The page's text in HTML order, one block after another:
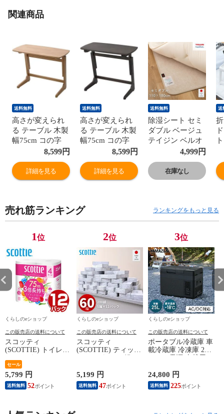
関連商品
送料無料
高さが変えられ
る テーブル 木製
幅75cm コの字
サイドテーブル
TZT-7542 昇降 リ
フティング 机 デ
スク パーソナル
料無料】
8,599円
詳細を見る
送料無料
高さが変えられ
る テーブル 木製
幅75cm コの字
サイドテーブル
TZT-7542 昇降 リ
フティング 机 デ
スク パーソナル
料無料】
8,599円
詳細を見る
送料無料
除湿シート セミ
ダブル ベージュ
テイジン ベルオ
アシス(R) 使用
日本製
110×180cm 帝人
TEIJIN 消臭 湿気
ト 湿気取りシー
ト 湿気取りマッ
ス 吸湿シート 湿
気取り 湿気対策
フローリング
【送料無料】
4,999円
在庫なし
送
売れ筋ランキング ランキングをもっと見る
1位
くらしのeショップ
この販売店の送料について
スコッティ
(SCOTTIE) トイレッ
パック 3倍長持ち 4
ロール(ダブル) 4ロー
ル×12(48ロール) 3倍
ロール 3倍巻 トイレ
セール
5,799 円
送料無料 52
2位
くらしのeショップ
この販売店の送料について
スコッティ
(SCOTTIE) ティッシ
ティシュペーパー ま
とめ買い ケース販売
ボックスティッシュ
5,199 円
送料無料 47
3位
くらしのeショップ
この販売店の送料について
ポータブル冷蔵庫 車
載冷蔵庫 冷凍庫 25L
度 急速冷凍 コンプ
レッサー式 YFR-
AC252(B) ミニ冷蔵庫
24,800 円
送料無料 225